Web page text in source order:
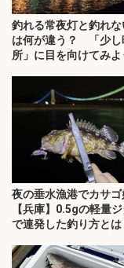
釣れる常夜灯と釣れ
は何が違う？ 「少し
所」に目を向けてみよ
夜の垂水漁港でカサゴ
【兵庫】0.5gの軽量
で連発した釣り方とは